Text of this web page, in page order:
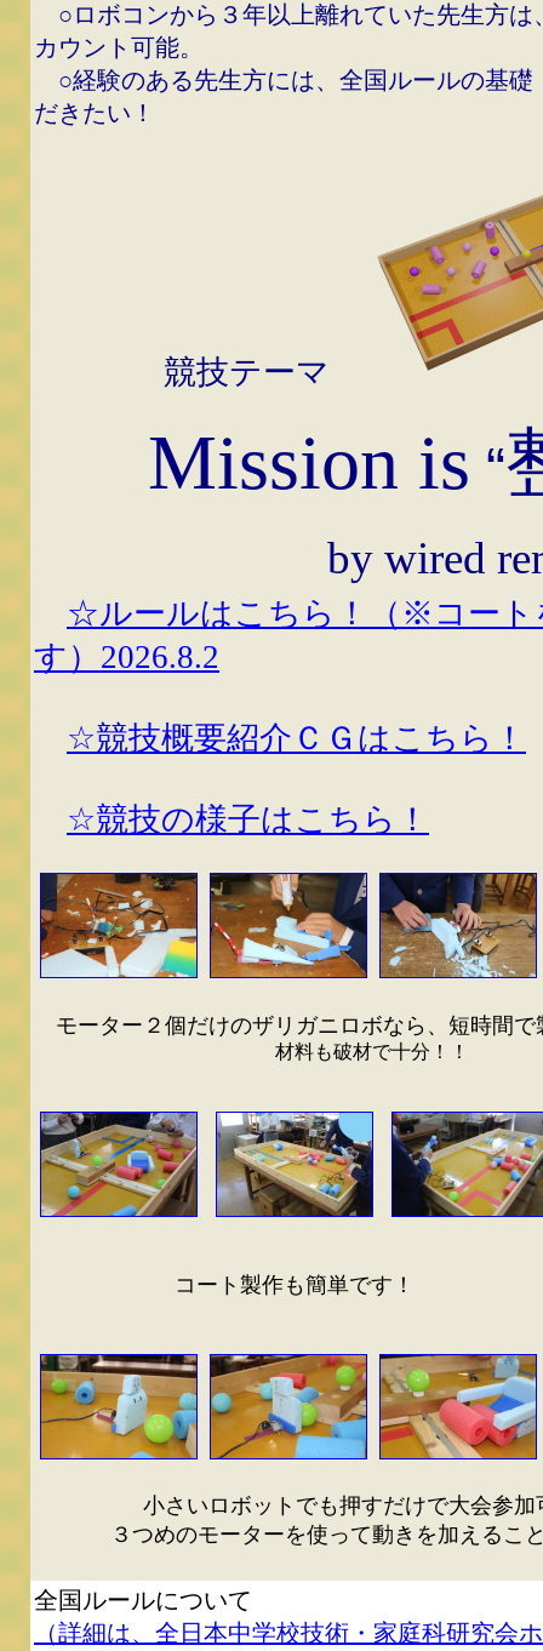
○ロボコンから３年以上離れていた先生方は
カウント可能。
○経験のある先生方には、全国ルールの基礎
だきたい！
競技テーマ
Mission is “
by wired
☆ルールはこちら！（※コート
す）2026.8.2
☆競技概要紹介ＣＧはこちら！
☆競技の様子はこちら！
モーター２個だけのザリガニロボなら、短時間
材料も破材で十分！！
コート製作も簡単です！
小さいロボットでも押すだけで大会参加
３つめのモーターを使って動きを加えるこ
全国ルールについて
（詳細は、全日本中学校技術・家庭科研究会